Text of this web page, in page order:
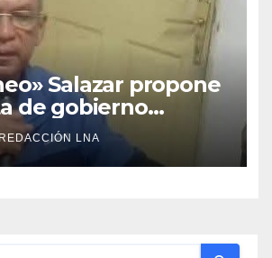
Salazar propone
de gobierno
ante la crisis de
en
LNA